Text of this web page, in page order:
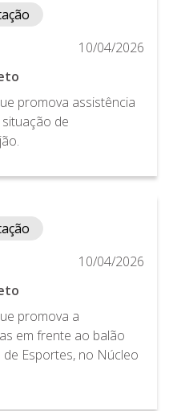
10/04/2026
promova assistência
de
10/04/2026
promova a
em frente ao balão
Esportes, no Núcleo